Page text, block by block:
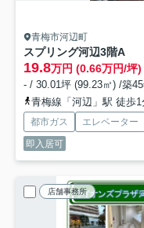
青梅市河辺町
スプリング河辺3階A
19.8万円 (0.66万円/坪)
- / 30.01坪 (99.23㎡) /築
青梅線「河辺」駅 徒歩1
都市ガス
エレベーター
即入居可
店舗事務所